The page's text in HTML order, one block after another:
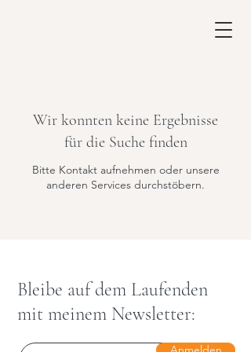
Wir konnten keine Ergebnisse
für die Suche finden
Bitte Kontakt aufnehmen oder unsere
anderen Services durchstöbern.
Bleibe auf dem Laufenden
mit meinem Newsletter: